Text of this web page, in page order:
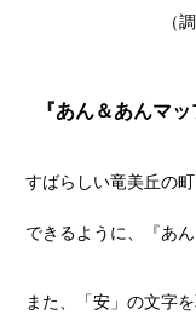
（
『あん＆あんマ
すばらしい竜美丘の
できるように、『あ
また、「安」の文字